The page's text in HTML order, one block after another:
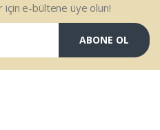
için e-bültene üye olun!
ABONE OL